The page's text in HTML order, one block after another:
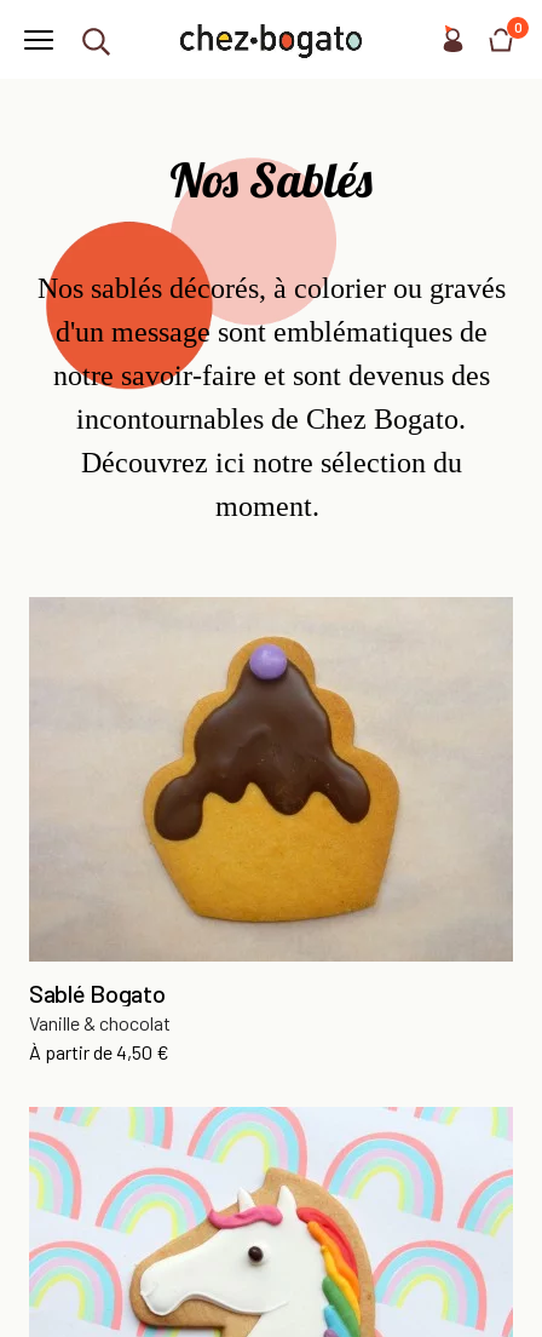
0
Nos Sablés
Nos sablés décorés, à colorier ou gravés
d'un message sontemblématiques de
notre savoir-faire et sont devenus des
incontournables de Chez Bogato.
Découvrez ici notre sélection du
moment.
Sablé Bogato
Vanille & chocolat
À partir dePrix
4,50 €